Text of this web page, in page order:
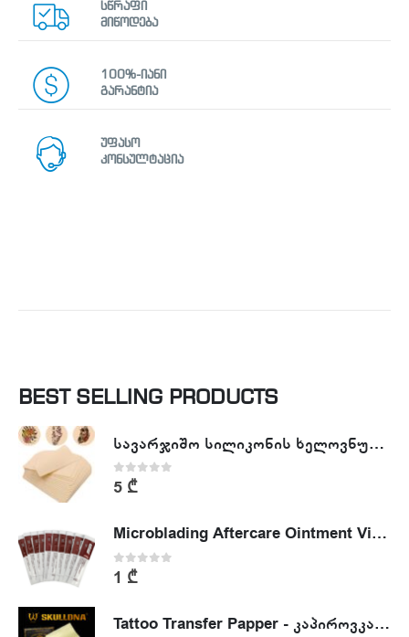
სწრაფი
მიწოდება
100%-იანი
გარანტია
უფასო
კონსულტაცია
BEST SELLING PRODUCTS
სავარჯიშო სილიკონის ხელოვნური კანი - Tattoo Practike skin
0out of 5
5 ₾
Microblading Aftercare Ointment Vitamin A&D
0 out of 5
1 ₾
Tattoo Transfer Papper - კაპიროვკა - ტატუს ესკიზის კოპირების ქაღალდი